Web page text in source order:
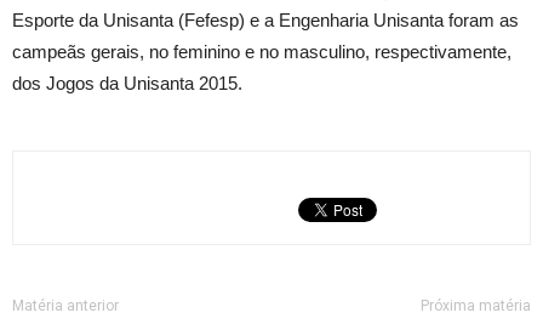
Esporte da Unisanta (Fefesp) e a Engenharia Unisanta foram as
campeãs gerais, no feminino e no masculino, respectivamente,
dos Jogos da Unisanta 2015.
Matéria anterior Próxima matéria